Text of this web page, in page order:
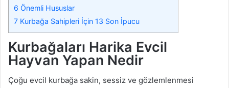
6 Önemli Hususlar
7 Kurbağa Sahipleri İçin 13 Son İpucu
Kurbağaları Harika Evcil
Hayvan Yapan Nedir
Çoğu evcil kurbağa sakin, sessiz ve gözlemlenmesi